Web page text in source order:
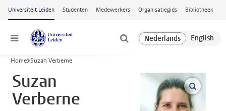
Ga naar hoofdinhoud
Universiteit Leiden Studenten Medewerkers Organisatiegids Bibliotheek
Menu
Home Suzan Verberne
Suzan
Verberne
open